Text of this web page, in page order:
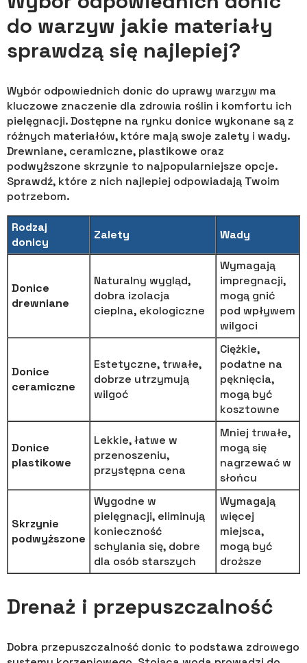
do warzyw jakie materiały
sprawdzą się najlepiej?
Wybór odpowiednich donic do uprawy warzyw ma
kluczowe znaczenie dla zdrowia roślin i komfortu ich
pielęgnacji. Dostępne na rynku donice wykonane są z
różnych materiałów, które mają swoje zalety i wady.
Drewniane, ceramiczne, plastikowe oraz
podwyższone skrzynie to najpopularniejsze opcje.
Sprawdź, które z nich najlepiej odpowiadają Twoim
potrzebom.
Rodzaj
donicy
Zalety Wady
Donice
drewniane
Naturalny wygląd,
dobra izolacja
cieplna, ekologiczne
Wymagają
impregnacji,
mogą gnić
pod wpływem
wilgoci
Donice
ceramiczne
Estetyczne, trwałe,
dobrze utrzymują
wilgoć
Ciężkie,
podatne na
pęknięcia,
mogą być
kosztowne
Donice
plastikowe
Lekkie, łatwe w
przenoszeniu,
przystępna cena
Mniej trwałe,
mogą się
nagrzewać w
słońcu
Skrzynie
podwyższone
Wygodne w
pielęgnacji, eliminują
konieczność
schylania się, dobre
dla osób starszych
Wymagają
więcej
miejsca,
mogą być
droższe
Drenaż i przepuszczalność
Dobra przepuszczalność donic to podstawa zdrowego